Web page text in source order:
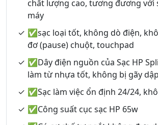
chất lượng cao, tương đương với
máy
✅sạc loại tốt, không dò điện,
đơ (pause) chuột, touchpad
✅Dây điện nguồn của Sạc HP
làm từ nhựa tốt, không bị gãy
✅Sạc làm việc ổn định 24/24,
✅Công suất cục sạc HP 65w